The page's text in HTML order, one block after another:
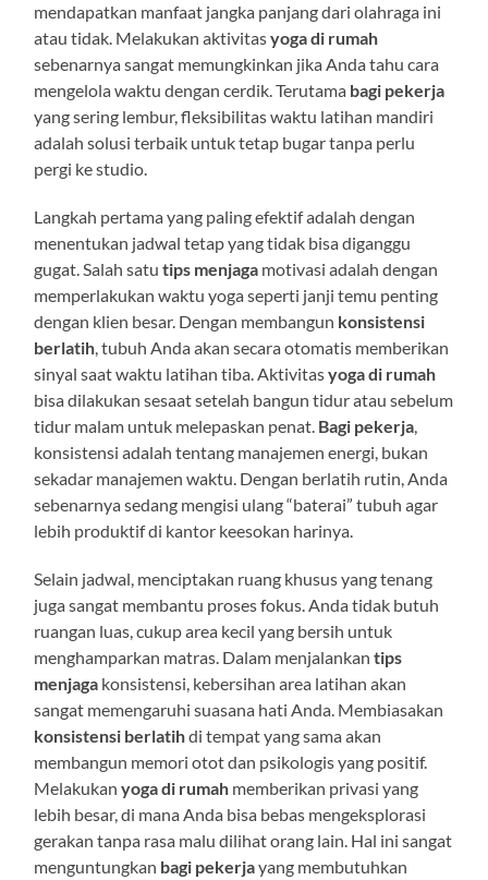
mendapatkan manfaat jangka panjang dari olahraga ini
atau tidak. Melakukan aktivitasyoga di rumah
sebenarnya sangat memungkinkan jika Anda tahu cara
mengelola waktu dengan cerdik. Terutama bagi pekerja
yang sering lembur, fleksibilitas waktu latihan mandiri
adalah solusi terbaik untuk tetap bugar tanpa perlu
pergi ke studio.
Langkah pertama yang paling efektif adalah dengan
menentukan jadwal tetap yang tidak bisa diganggu
gugat. Salah satutips menjaga motivasi adalah dengan
memperlakukan waktu yoga seperti janji temu penting
dengan klien besar. Dengan membangun konsistensi
berlatih, tubuh Anda akan secara otomatis memberikan
sinyal saat waktu latihan tiba. Aktivitasyoga di rumah
bisa dilakukan sesaat setelah bangun tidur atau sebelum
tidur malam untuk melepaskan penat. Bagi pekerja,
konsistensi adalah tentang manajemen energi, bukan
sekadar manajemen waktu. Dengan berlatih rutin, Anda
sebenarnya sedang mengisi ulang “baterai” tubuh agar
lebih produktif di kantor keesokan harinya.
Selain jadwal, menciptakan ruang khusus yang tenang
juga sangat membantu proses fokus. Anda tidak butuh
ruangan luas, cukup area kecil yang bersih untuk
menghamparkan matras. Dalam menjalankantips
menjaga konsistensi, kebersihan area latihan akan
sangat memengaruhi suasana hati Anda. Membiasakan
konsistensi berlatihdi tempat yang sama akan
membangun memori otot dan psikologis yang positif.
Melakukanyoga di rumah memberikan privasi yang
lebih besar, di mana Anda bisa bebas mengeksplorasi
gerakan tanpa rasa malu dilihat orang lain. Hal ini sangat
menguntungkan bagi pekerjayang membutuhkan